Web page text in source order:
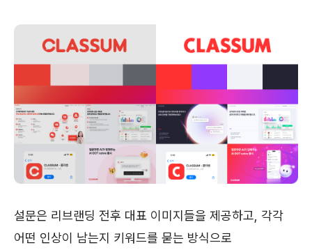
설문은 리브랜딩 전후 대표 이미지들을 제공하고, 각각
어떤 인상이 남는지 키워드를 묻는 방식으로